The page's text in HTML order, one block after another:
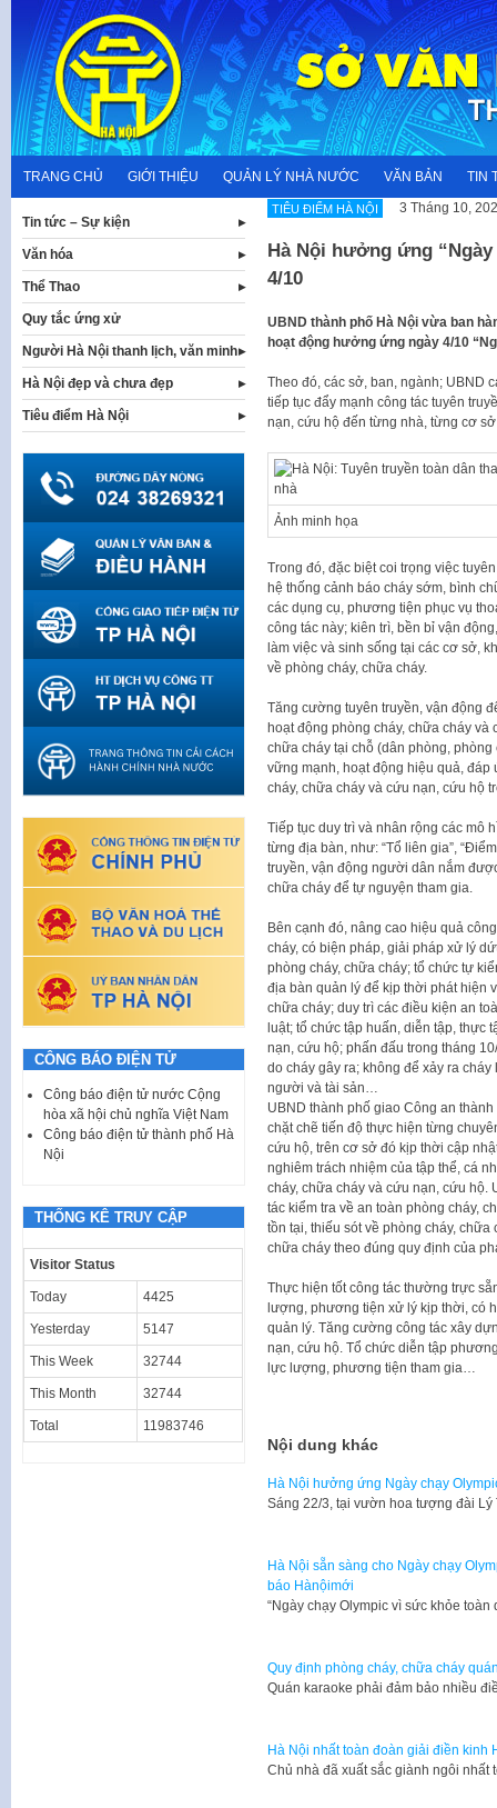
content
TRANG CHỦ GIỚI THIỆU QUẢN LÝ NHÀ NƯỚC VĂN BẢN TIN
TIÊU ĐIỂM HÀ NỘI 3 Tháng 10,
Hà Nội hưởng ứng
4/10
UBND thành phố Hà Nội vừa ban
hoạt động hưởng ứng ngày 4/10
Theo đó, các sở, ban, ngành; UBND
tiếp tục đẩy mạnh công tác tuyên
nạn, cứu hộ đến từng nhà, từng cơ
Ảnh minh họa
Trong đó, đặc biệt coi trọng việc
hệ thống cảnh báo cháy sớm, bình
các dụng cụ, phương tiện phục vụ
công tác này; kiên trì, bền bỉ vận
làm việc và sinh sống tại các cơ sở,
về phòng cháy, chữa cháy.
Tăng cường tuyên truyền, vận động
hoạt động phòng cháy, chữa cháy
chữa cháy tại chỗ (dân phòng,
vững mạnh, hoạt động hiệu quả, đáp
cháy, chữa cháy và cứu nạn, cứu hộ
Tiếp tục duy trì và nhân rộng các mô
từng địa bàn, như: “Tổ liên gia”,
truyền, vận động người dân nắm
chữa cháy để tự nguyện tham gia.
Bên cạnh đó, nâng cao hiệu quả
cháy, có biện pháp, giải pháp xử lý
phòng cháy, chữa cháy; tổ chức tự
địa bàn quản lý để kịp thời phát hiện
chữa cháy; duy trì các điều kiện an
luật; tổ chức tập huấn, diễn tập, thực
nạn, cứu hộ; phấn đấu trong tháng
do cháy gây ra; không để xảy ra
người và tài sản…
UBND thành phố giao Công an
chặt chẽ tiến độ thực hiện từng
cứu hộ, trên cơ sở đó kịp thời cập
nghiêm trách nhiệm của tập thể, cá
cháy, chữa cháy và cứu nạn, cứu hộ.
tác kiểm tra về an toàn phòng cháy,
tồn tại, thiếu sót về phòng cháy,
chữa cháy theo đúng quy định của
Thực hiện tốt công tác thường trực
lượng, phương tiện xử lý kịp thời, có
quản lý. Tăng cường công tác xây
nạn, cứu hộ. Tổ chức diễn tập
lực lượng, phương tiện tham gia…
Nội dung khác
Hà Nội hưởng ứng Ngày chạy
​Sáng 22/3, tại vườn hoa tượng đài
Hà Nội sẵn sàng cho Ngày chạy
báo Hànộimới
“Ngày chạy Olympic vì sức khỏe
Quy định phòng cháy, chữa cháy
Quán karaoke phải đảm bảo nhiều
Hà Nội nhất toàn đoàn giải điền kinh
Chủ nhà đã xuất sắc giành ngôi
Tin tức – Sự kiện
Văn hóa
Thể Thao
Quy tắc ứng xử
Người Hà Nội thanh lịch, văn minh
Hà Nội đẹp và chưa đẹp
Tiêu điểm Hà Nội
CÔNG BÁO ĐIỆN TỬ
Công báo điện tử nước Cộng
hòa xã hội chủ nghĩa Việt Nam
Công báo điện tử thành phố Hà
Nội
THỐNG KÊ TRUY CẬP
Visitor Status
Today 4425
Yesterday 5147
This Week 32744
This Month 32744
Total 11983746